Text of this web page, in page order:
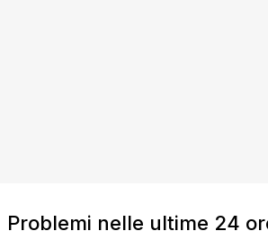
Problemi nelle ultime 24